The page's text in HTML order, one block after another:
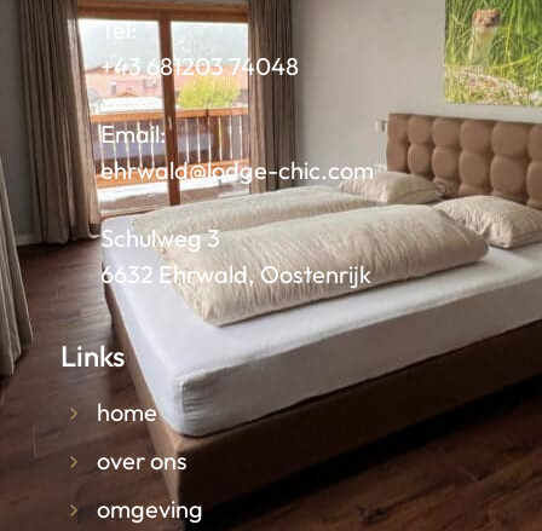
Tel:
+43 681203 74048
Email:
ehrwald@lodge-chic.com
Schulweg 3
6632 Ehrwald, Oostenrijk
Links
home
over ons
omgeving